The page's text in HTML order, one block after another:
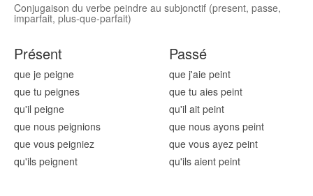
Conjugaison du verbe peindre au subjonctif (present, passe,
imparfait, plus-que-parfait)
Présent
que je peigne
que tu peignes
qu'il peigne
que nous peignions
que vous peigniez
qu'ils peignent
Passé
que j'aie peint
que tu aies peint
qu'il ait peint
que nous ayons peint
que vous ayez peint
qu'ils aient peint